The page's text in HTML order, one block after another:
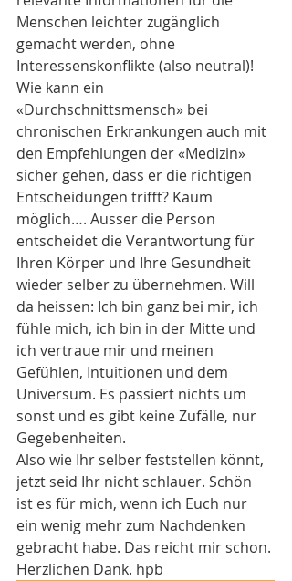
Menschen leichter zugänglich
gemacht werden, ohne
Interessenskonflikte (also neutral)!
Wie kann ein
«Durchschnittsmensch» bei
chronischen Erkrankungen auch mit
den Empfehlungen der «Medizin»
sicher gehen, dass er die richtigen
Entscheidungen trifft? Kaum
möglich…. Ausser die Person
entscheidet die Verantwortung für
Ihren Körper und Ihre Gesundheit
wieder selber zu übernehmen. Will
da heissen: Ich bin ganz bei mir, ich
fühle mich, ich bin in der Mitte und
ich vertraue mir und meinen
Gefühlen, Intuitionen und dem
Universum. Es passiert nichts um
sonst und es gibt keine Zufälle, nur
Gegebenheiten.
Also wie Ihr selber feststellen könnt,
jetzt seid Ihr nicht schlauer. Schön
ist es für mich, wenn ich Euch nur
ein wenig mehr zum Nachdenken
gebracht habe. Das reicht mir schon.
Herzlichen Dank. hpb